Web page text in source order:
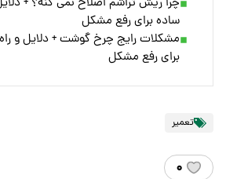
ساده برای رفع مشکل
مشکلات رایج چرخ گوشت + دلایل و
برای رفع مشکل
تعمیر
۰